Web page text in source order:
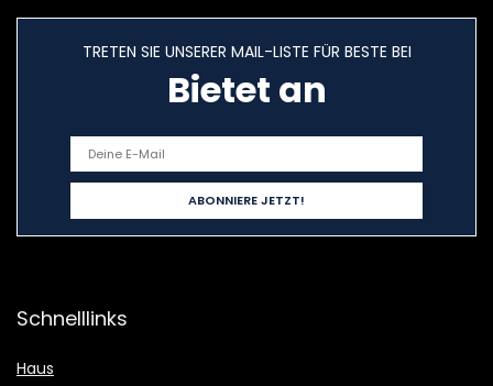
TRETEN SIE UNSERER MAIL-LISTE FÜR BESTE BEI
Bietet an
Schnelllinks
Haus